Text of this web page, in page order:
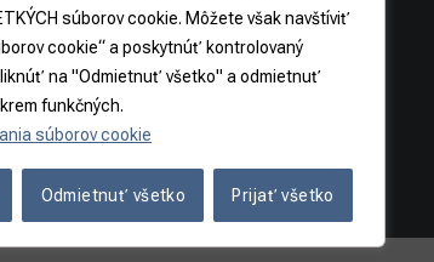
súborov cookie. Môžete však navštíviť
cookie“ a poskytnúť kontrolovaný
na "Odmietnuť všetko" a odmietnuť
funkčných.
súborov cookie
Odmietnuť všetko Prijať všetko